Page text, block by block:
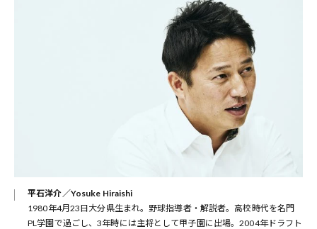
平石洋介／Yosuke Hiraishi
1980年4月23日大分県生まれ。野球指導者・解説者。高校時代を名門
PL学園で過ごし、3年時には主将として甲子園に出場。2004年ドラフト